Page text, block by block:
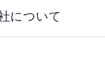
について